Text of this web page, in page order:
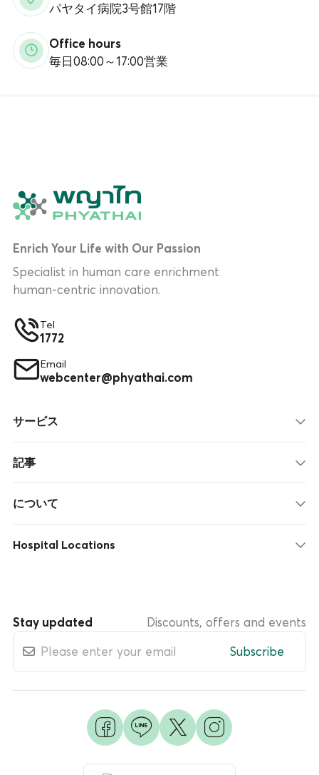
パヤタイ病院3号館17階
Office hours
毎日08:00～17:00営業
Enrich Your Life with Our Passion
Specialist in human care enrichment
human-centric innovation.
Tel
1772
Email
webcenter@phyathai.com
サービス
記事
について
Hospital Locations
Stay updated
Discounts, offers and events
Subscribe